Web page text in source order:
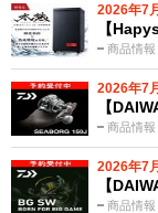
2026年7
商品情報
【
2026年7
商品情報
【
2026年7
商品情報
【